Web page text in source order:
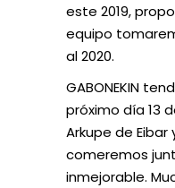
este 2019,
equipo
al 2020.
GABONEKIN
próximo día 13
Arkupe de Eibar
comeremos
inmejorable.